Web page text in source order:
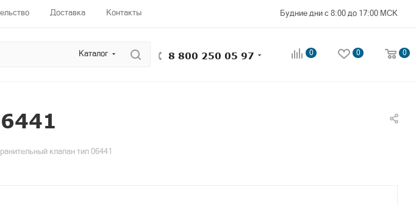
Доставка Контакты Будние дни с 8:00 до 17:00 МСК
Каталог 8 800 250 05 97 0 0 0
клапан тип 06441